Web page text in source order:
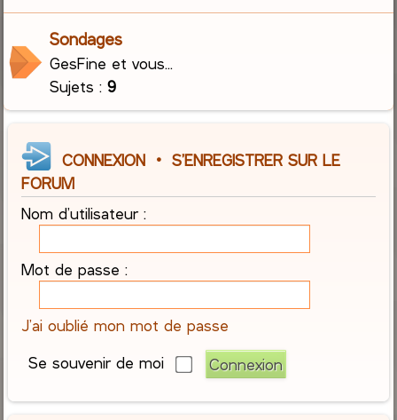
Sondages
GesFine et vous...
Sujets :9
CONNEXION •S’ENREGISTRER SUR LE
FORUM
Nom d’utilisateur :
Mot de passe :
J’ai oublié mon mot de passe
Se souvenir de moi